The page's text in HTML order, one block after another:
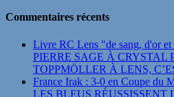
Commentaires récents
Livre RC Lens "de sang, d'or et
PIERRE SAGE À CRYSTAL
TOPPMÖLLER À LENS,
France Irak : 3-0 en Coupe du
LES BLEUS RÉUSSISSENT